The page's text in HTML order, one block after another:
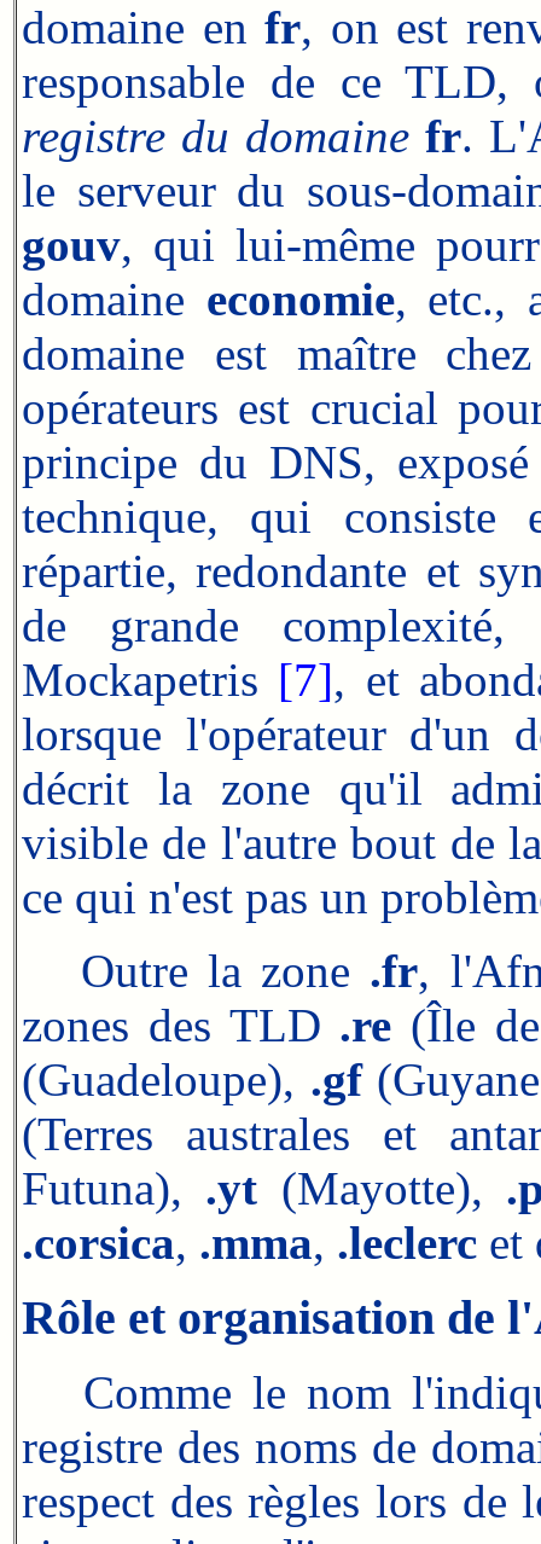
domaine enfr, on est
responsable de ce
registre du domaine fr.
le serveur du sous-
gouv, qui lui-même
domaine economie, etc.,
domaine est maître
opérateurs est crucial
principe du DNS,
technique, qui consiste
répartie, redondante et
de grande
Mockapetris [7], et
lorsque l'opérateur d'un
décrit la zone qu'il
visible de l'autre bout de
ce qui n'est pas un
Outre la zone .fr,
zones des TLD .re (Île
(Guadeloupe), .gf
(Terres australes et
Futuna), .yt (Mayotte),
.corsica, .mma, .leclerc et
Rôle et organisation de
Comme le nom
registre des noms de
respect des règles lors